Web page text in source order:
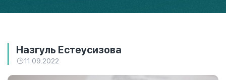
Назгуль Естеусизова
11.09.2022